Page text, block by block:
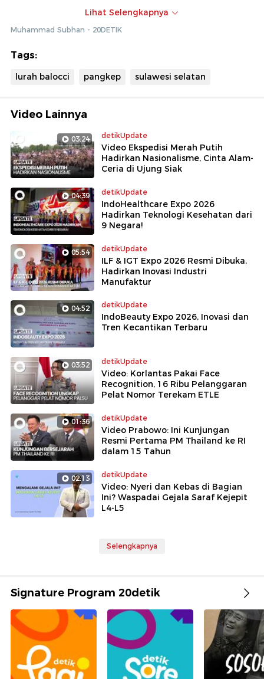
kelurahan juga belum melaporkan resmi ke
Lihat Selengkapnya
Muhammad Subhan - 20DETIK
Tags:
lurah balocci pangkep sulawesi selatan
Video Lainnya
03:24 detikUpdate
Video Ekspedisi Merah Putih
Hadirkan Nasionalisme, Cinta Alam-
Ceria di Ujung Siak
04:39 detikUpdate
IndoHealthcare Expo 2026
Hadirkan Teknologi Kesehatan dari
9 Negara!
05:54 detikUpdate
ILF & IGT Expo 2026 Resmi Dibuka,
Hadirkan Inovasi Industri
Manufaktur
04:52 detikUpdate
IndoBeauty Expo 2026, Inovasi dan
Tren Kecantikan Terbaru
03:52 detikUpdate
Video: Korlantas Pakai Face
Recognition, 16 Ribu Pelanggaran
Pelat Nomor Terekam ETLE
01:36 detikUpdate
Video Prabowo: Ini Kunjungan
Resmi Pertama PM Thailand ke RI
dalam 15 Tahun
02:13 detikUpdate
Video: Nyeri dan Kebas di Bagian
Ini? Waspadai Gejala Saraf Kejepit
L4-L5
Selengkapnya
Signature Program 20detik